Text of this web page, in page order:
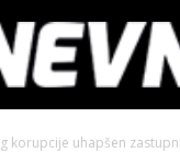
korupcije uhapšen